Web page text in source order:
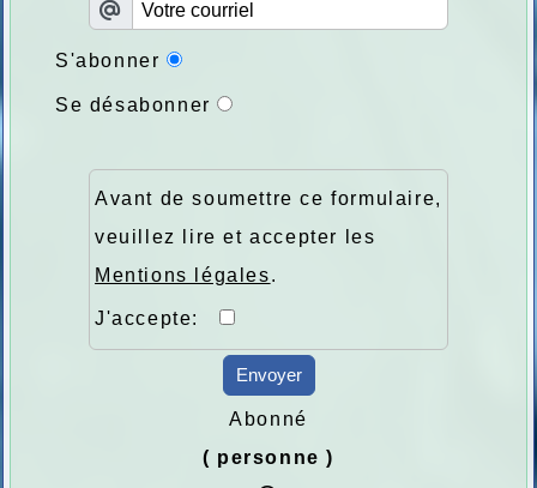
S'abonner
Se désabonner
Avant de soumettre ce formulaire,
veuillez lire et accepter les
Mentions légales.
J'accepte:
Envoyer
Abonné
( personne )